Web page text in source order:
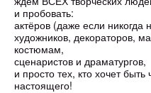
и пробовать:
актёров (даже если никогда
художников, декораторов,
костюмам,
сценаристов и драматургов,
и просто тех, кто хочет быть
настоящего!